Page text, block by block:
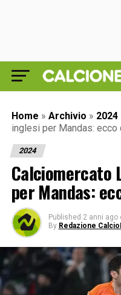
Home » Archivio » 2024
inglesi per Mandas: ecco
2024
Calciomercato
per Mandas:
Published 2 anni ago
By Redazione